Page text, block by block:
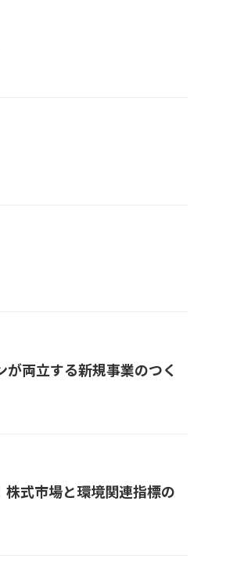
両立する新規事業のつく
式市場と環境関連指標の